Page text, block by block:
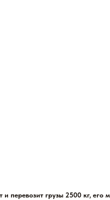
перевозит грузы 2500 кг,